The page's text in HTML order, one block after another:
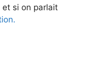
et si on parlait